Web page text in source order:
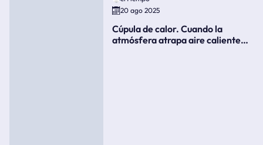
20 ago 2025
Cúpula de calor. Cuando la
atmósfera atrapa aire caliente